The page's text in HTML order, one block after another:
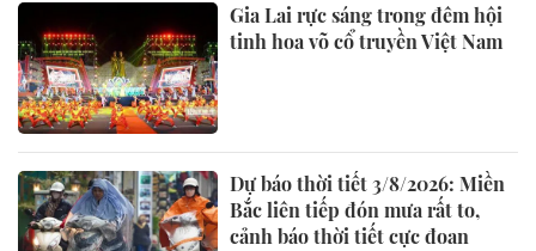
Gia Lai rực sáng trong đêm hội
tinh hoa võ cổ truyền Việt Nam
Dự báo thời tiết 3/8/2026: Miền
Bắc liên tiếp đón mưa rất to,
cảnh báo thời tiết cực đoan